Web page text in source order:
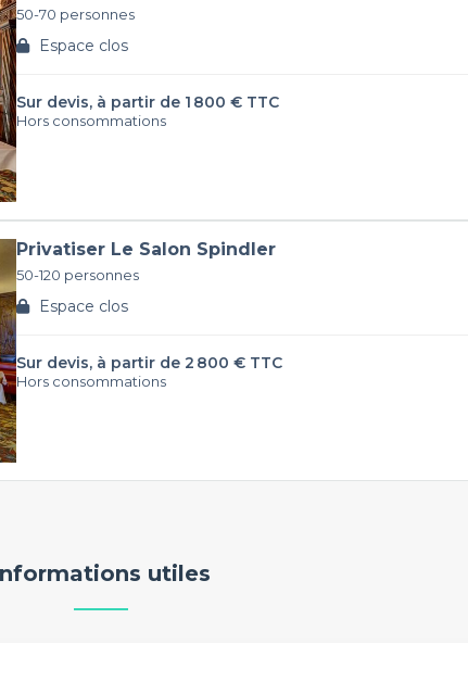
50-70 personnes
Espace clos
Sur devis, à partir de 1 800 € TTC
Hors consommations
Privatiser Le Salon Spindler
50-120 personnes
Espace clos
Sur devis, à partir de 2 800 € TTC
Hors consommations
utiles